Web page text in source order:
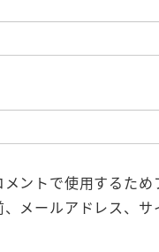
ントで使用するため
メールアドレス、サ